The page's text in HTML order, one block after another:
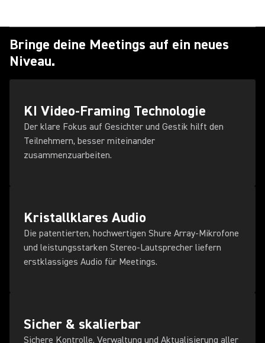
Bringe deine Meetings auf ein neues
Niveau.
KI Video-Framing Technologie
Der klare Fokus auf Gesichter und Gestik hilft den
Teilnehmern, besser miteinander
zusammenzuarbeiten.
Kristallklares Audio
Die patentierten, hochwertigen Shure Array-Mikrofone
und leistungsstarken Stereo-Lautsprecher liefern
erstklassiges Audio für Meetings.
Sicher & skalierbar
Sichere Kontrolle, Verwaltung und Aktualisierung aller